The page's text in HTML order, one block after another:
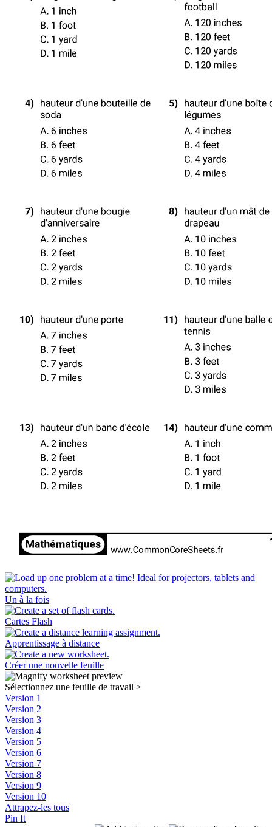
Un à la fois
Cartes Flash
Apprentissage à distance
Créer une nouvelle feuille
Sélectionnez une feuille de travail >
Version 1
Version 2
Version 3
Version 4
Version 5
Version 6
Version 7
Version 8
Version 9
Version 10
Attrapez-les tous
Pin It